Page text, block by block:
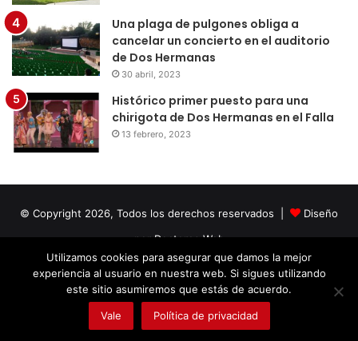
Una plaga de pulgones obliga a
cancelar un concierto en el auditorio
de Dos Hermanas
30 abril, 2023
Histórico primer puesto para una
chirigota de Dos Hermanas en el Falla
13 febrero, 2023
© Copyright 2026, Todos los derechos reservados |
Diseño
por Doctores Web
Facebook
TwitterLinkedInYouTubeInstagram
Utilizamos cookies para asegurar que damos la mejor
experiencia al usuario en nuestra web. Si sigues utilizando
este sitio asumiremos que estás de acuerdo.
Vale Política de privacidad